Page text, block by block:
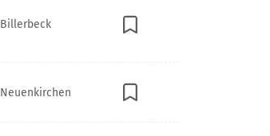
Billerbeck
Neuenkirchen